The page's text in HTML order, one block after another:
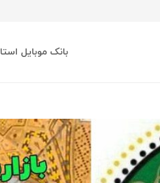
بانک موبایل